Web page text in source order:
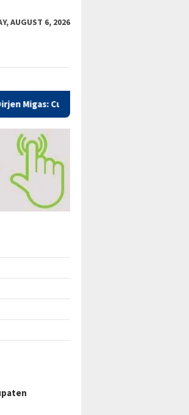
AUGUST 6, 2026
Plug and Play